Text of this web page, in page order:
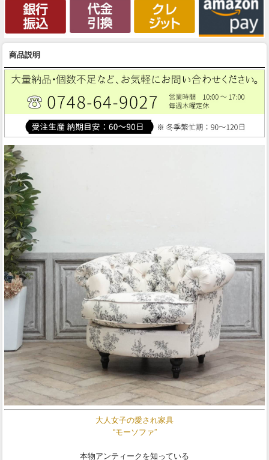
商品説明
大人女子の愛され家具
“モーソファ”
本物アンティークを知っている